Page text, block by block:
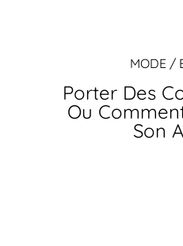
MODE /
Porter Des
Ou
Son